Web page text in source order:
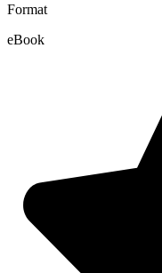
Format
eBook